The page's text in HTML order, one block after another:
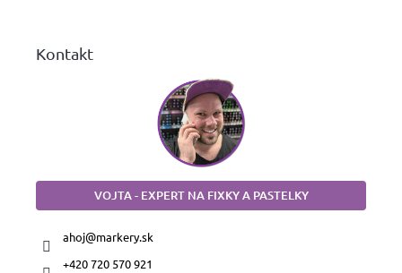
Kontakt
VOJTA - EXPERT NA FIXKY A PASTELKY
ahoj@markery.sk
+420 720 570 921